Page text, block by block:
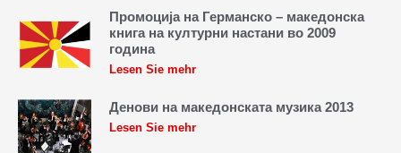
Промоција на Германско – македонска
книга на културни настани во 2009
година
Lesen Sie mehr
Денови на македонската музика 2013
Lesen Sie mehr